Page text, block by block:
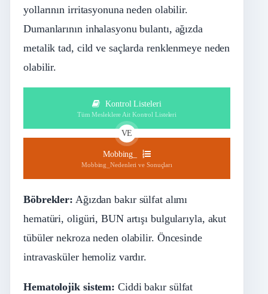
yollarının irritasyonuna neden olabilir.
Dumanlarının inhalasyonu bulantı, ağızda
metalik tad, cild ve saçlarda renklenmeye neden
olabilir.
Kontrol Listeleri
Tüm Mesleklere Ait Kontrol Listeleri
VE
Mobbing_
Mobbing_Nedenleri ve Sonuçları
Böbrekler: Ağızdan bakır sülfat alımı
hematüri, oligüri, BUN artışı bulgularıyla, akut
tübüler nekroza neden olabilir. Öncesinde
intravasküler hemoliz vardır.
Hematolojik sistem: Ciddi bakır sülfat